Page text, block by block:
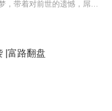
|富路翻盘